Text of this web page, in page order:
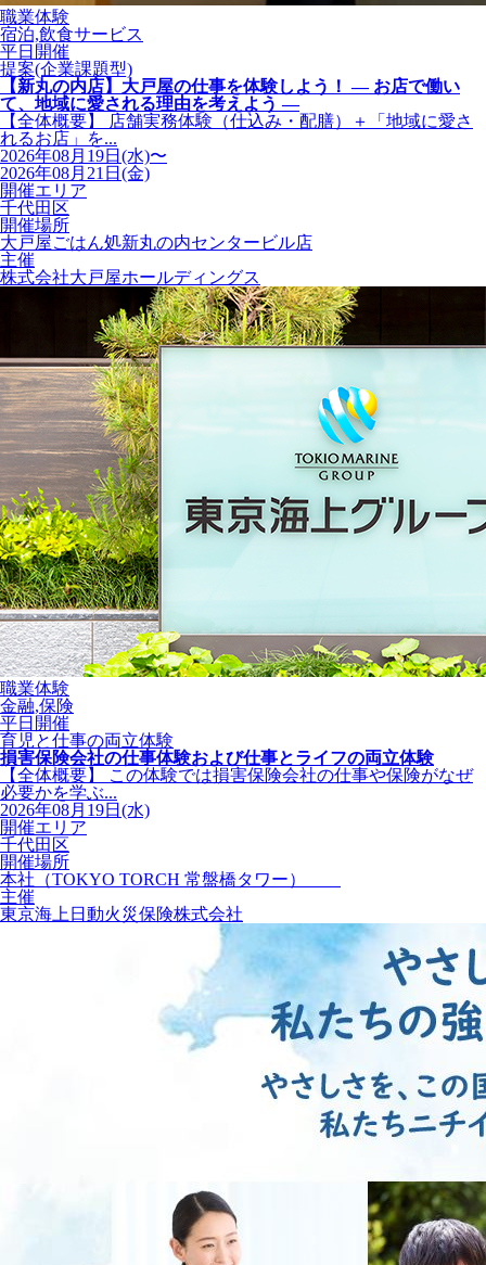
職業体験
宿泊,飲食サービス
平日開催
提案(企業課題型)
【新丸の内店】大戸屋の仕事を体験しよう！ ― お店で働い
て、地域に愛される理由を考えよう ―
【全体概要】 店舗実務体験（仕込み・配膳）＋「地域に愛さ
れるお店」を...
2026年08月19日(水)〜
2026年08月21日(金)
開催エリア
千代田区
開催場所
大戸屋ごはん処新丸の内センタービル店
主催
株式会社大戸屋ホールディングス
職業体験
金融,保険
平日開催
育児と仕事の両立体験
損害保険会社の仕事体験および仕事とライフの両立体験
【全体概要】 この体験では損害保険会社の仕事や保険がなぜ
必要かを学ぶ...
2026年08月19日(水)
開催エリア
千代田区
開催場所
本社（TOKYO TORCH 常盤橋タワー）
主催
東京海上日動火災保険株式会社